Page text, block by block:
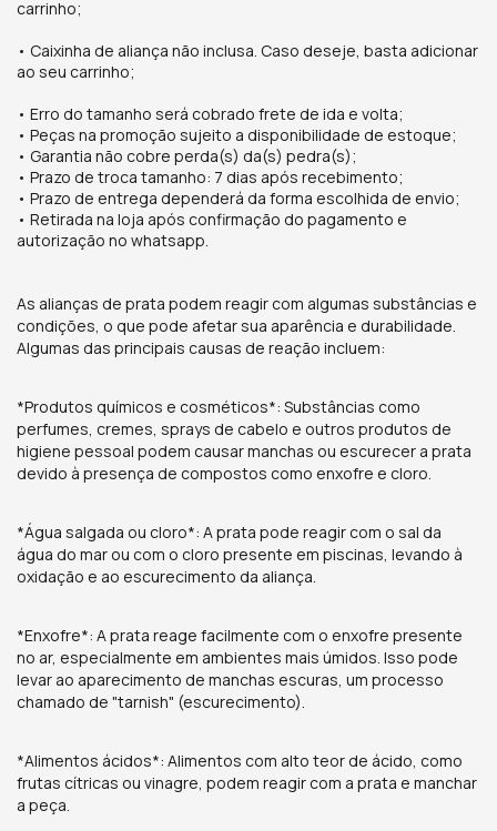
carrinho;
• Caixinha de aliança não inclusa. Caso deseje, basta adicionar
ao seu carrinho;
• Erro do tamanho será cobrado frete de ida e volta;
• Peças na promoção sujeito a disponibilidade de estoque;
• Garantia não cobre perda(s) da(s) pedra(s);
• Prazo de troca tamanho: 7 dias após recebimento;
• Prazo de entrega dependerá da forma escolhida de envio;
• Retirada na loja após confirmação do pagamento e
autorização no whatsapp.
As alianças de prata podem reagir com algumas substâncias e
condições, o que pode afetar sua aparência e durabilidade.
Algumas das principais causas de reação incluem:
*Produtos químicos e cosméticos*: Substâncias como
perfumes, cremes, sprays de cabelo e outros produtos de
higiene pessoal podem causar manchas ou escurecer a prata
devido à presença de compostos como enxofre e cloro.
*Água salgada ou cloro*: A prata pode reagir com o sal da
água do mar ou com o cloro presente em piscinas, levando à
oxidação e ao escurecimento da aliança.
*Enxofre*: A prata reage facilmente com o enxofre presente
no ar, especialmente em ambientes mais úmidos. Isso pode
levar ao aparecimento de manchas escuras, um processo
chamado de "tarnish" (escurecimento).
*Alimentos ácidos*: Alimentos com alto teor de ácido, como
frutas cítricas ou vinagre, podem reagir com a prata e manchar
a peça.